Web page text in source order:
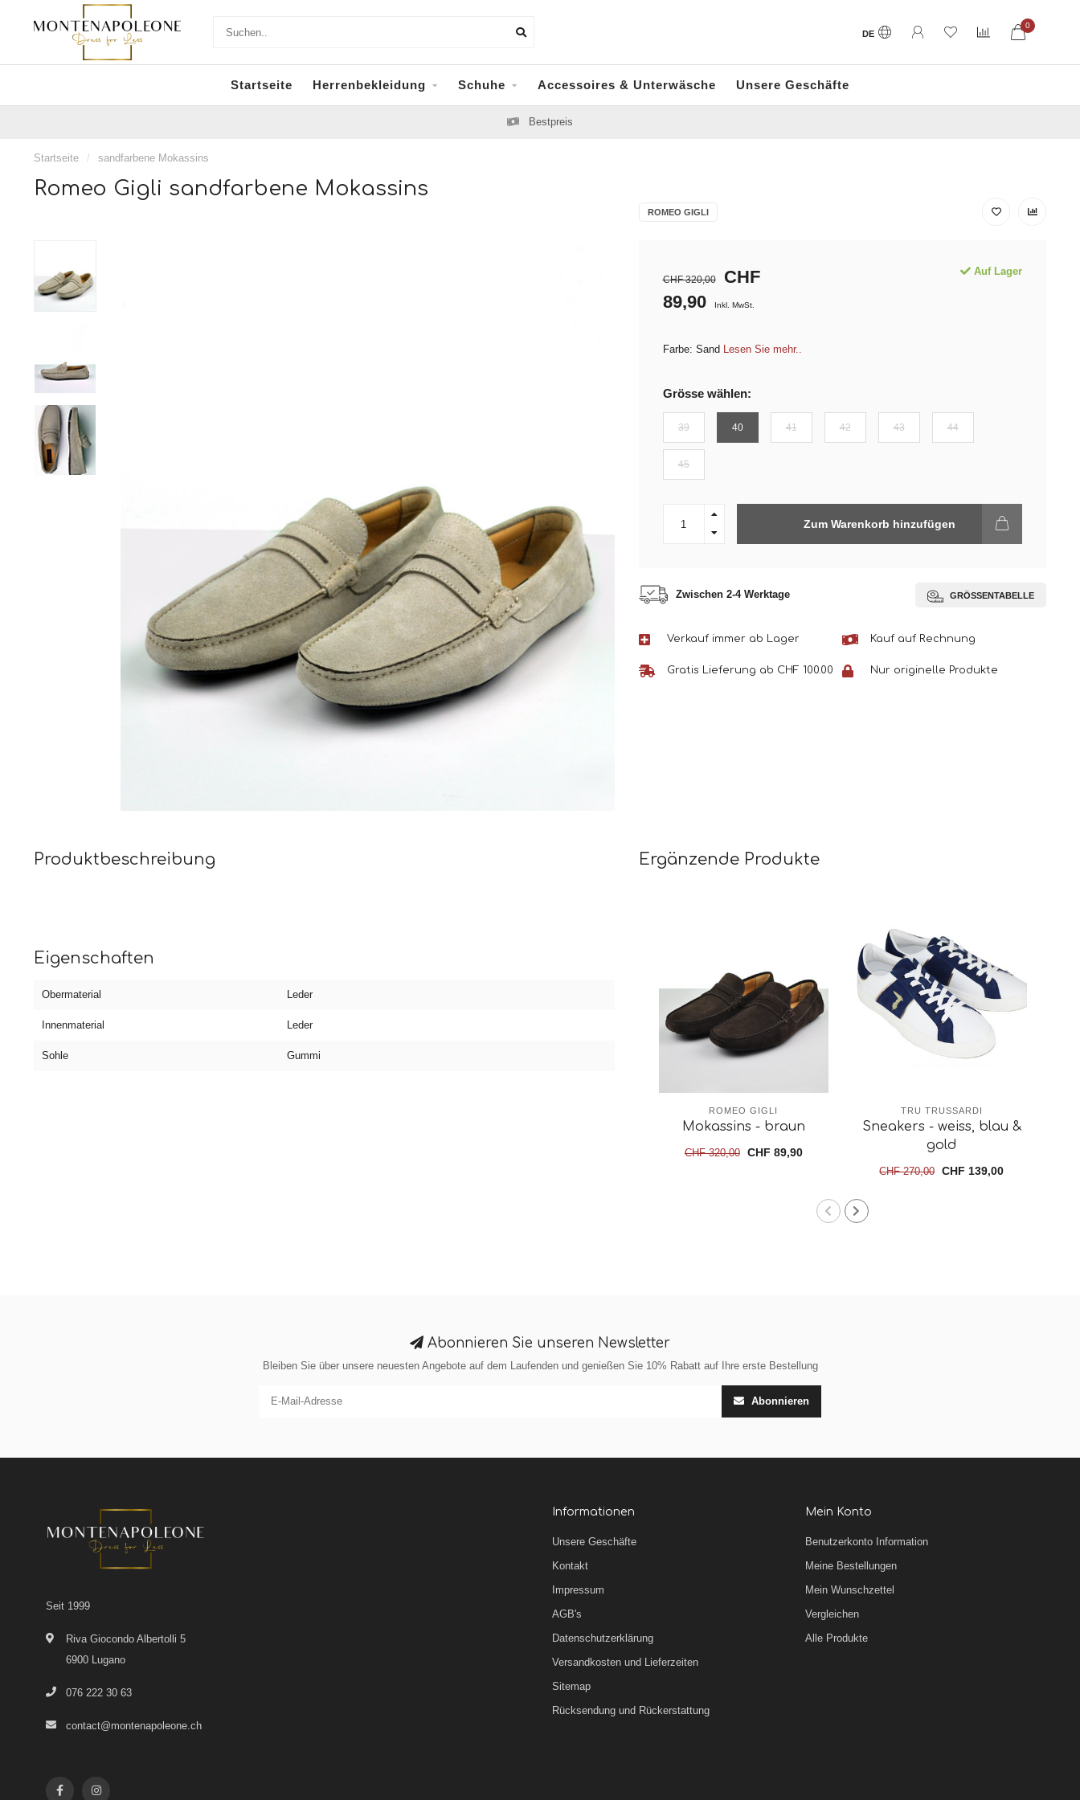
DE
0
Startseite Herrenbekleidung Schuhe Accessoires & Unterwäsche Unsere Geschäfte
Bestpreis
Startseite / sandfarbene Mokassins
Romeo Gigli sandfarbene Mokassins
ROMEO GIGLI
CHF 320,00
CHF
89,90
Inkl. MwSt.
Auf Lager
Farbe: Sand Lesen Sie mehr..
Grösse wählen:
39 40 41 42 43 44
45
Zum Warenkorb hinzufügen
Zwischen 2-4 Werktage GRÖSSENTABELLE
Verkauf immer ab Lager Kauf auf Rechnung
Gratis Lieferung ab CHF 100.00 Nur originelle Produkte
Produktbeschreibung
Eigenschaften
Obermaterial Leder
Innenmaterial Leder
Sohle Gummi
Ergänzende Produkte
ROMEO GIGLI
Mokassins - braun
CHF 320,00 CHF 89,90
TRU TRUSSARDI
Sneakers - weiss, blau &
gold
CHF 270,00 CHF 139,00
Abonnieren Sie unseren Newsletter
Bleiben Sie über unsere neuesten Angebote auf dem Laufenden und genießen Sie 10% Rabatt auf Ihre erste Bestellung
Abonnieren
Seit 1999
Riva Giocondo Albertolli 5
6900 Lugano
076 222 30 63
contact@montenapoleone.ch
Informationen
Unsere Geschäfte
Kontakt
Impressum
AGB's
Datenschutzerklärung
Versandkosten und Lieferzeiten
Sitemap
Rücksendung und Rückerstattung
Mein Konto
Benutzerkonto Information
Meine Bestellungen
Mein Wunschzettel
Vergleichen
Alle Produkte